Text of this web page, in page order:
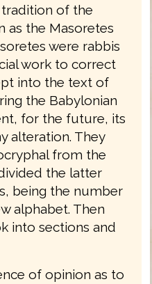
of the
as the Masoretes
were rabbis
work to correct
into the text of
the Babylonian
for the future, its
alteration. They
from the
the latter
being the number
alphabet. Then
into sections and
of opinion as to